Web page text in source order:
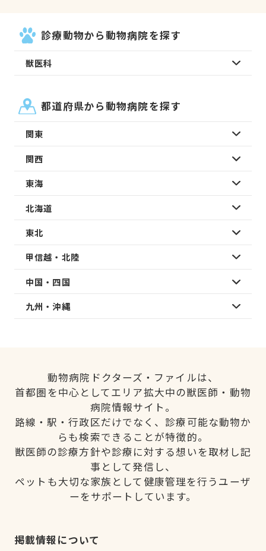
診療動物から動物病院を探す
獣医科
都道府県から動物病院を探す
関東
関西
東海
北海道
東北
甲信越・北陸
中国・四国
九州・沖縄
動物病院ドクターズ・ファイルは、
首都圏を中心としてエリア拡大中の獣医師・動物
病院情報サイト。
路線・駅・行政区だけでなく、診療可能な動物か
らも検索できることが特徴的。
獣医師の診療方針や診療に対する想いを取材し記
事として発信し、
ペットも大切な家族として健康管理を行うユーザ
ーをサポートしています。
掲載情報について